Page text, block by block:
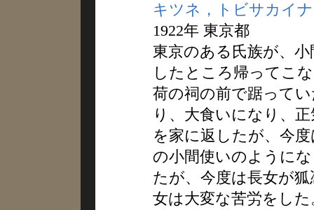
キツネ，トビサカイ
1922年 東京都
東京のある氏族が、
したところ帰ってこ
荷の祠の前で踞って
り、大食いになり、
を家に返したが、今
の小間使いのように
たが、今度は長女が
女は大変な苦労をし